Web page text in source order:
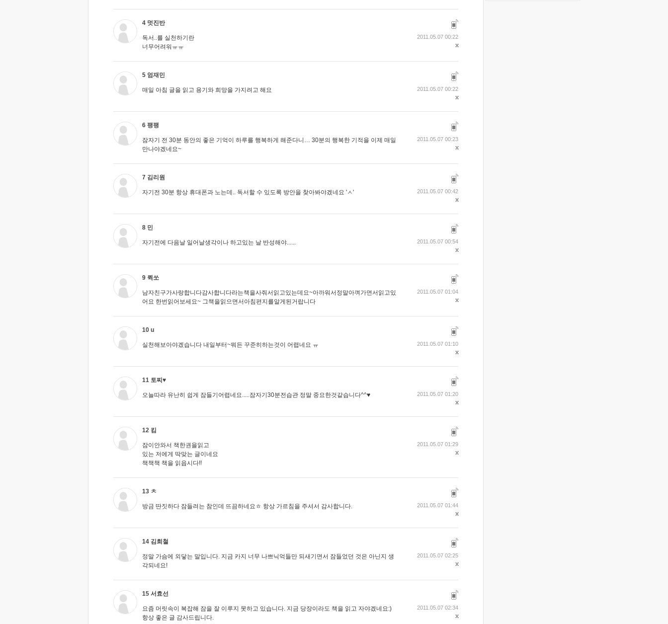
4 멋진반
독서..를 실천하기란
너무어려워ㅠㅠ
2011.05.07 00:22
5 엄재민
매일 아침 글을 읽고 용기와 희망을 가지려고 해요 2011.05.07 00:22
6 팽팽
잠자기 전 30분 동안의 좋은 기억이 하루를 행복하게 해준다니… 30분의 행복한 기적을 이제 매일
만나야겠네요~
2011.05.07 00:23
7 김리원
자기전 30분 항상 휴대폰과 노는데.. 독서할 수 있도록 방안을 찾아봐야겠네요 'ㅅ' 2011.05.07 00:42
8 민
자기전에 다음날 일어날생각이나 하고있는 날 반성해야...... 2011.05.07 00:54
9 퀵쏘
남자친구가사랑합니다감사합니다라는책을사줘서읽고있는데요~아까워서정말아껴가면서읽고있
어요 한번읽어보세요~ 그책을읽으면서아침편지를알게된거랍니다
2011.05.07 01:04
10 u
실천해보아야겠습니다 내일부터~뭐든 꾸준히하는것이 어렵네요 ㅠ 2011.05.07 01:10
11 토찌♥
오늘따라 유난히 쉽게 잠들기어렵네요.....잠자기30분전습관 정말 중요한것같습니다^^♥ 2011.05.07 01:20
12 킴
잠이안와서 책한권을읽고
있는 저에게 딱맞는 글이네요
책책책 책을 읽읍시다!!
2011.05.07 01:29
13 ㅊ
방금 딴짓하다 잠들려는 참인데 뜨끔하네요ㅎ 항상 가르침을 주셔서 감사합니다. 2011.05.07 01:44
14 김희철
정말 가슴에 외닿는 말입니다. 지금 카지 너무 나쁘닉억들만 되새기면서 잠들었던 것은 아닌지 생
각되네요!
2011.05.07 02:25
15 서효선
요즘 머릿속이 복잡해 잠을 잘 이루지 못하고 있습니다. 지금 당장이라도 책을 읽고 자야겠네요:)
항상 좋은 글 감사드립니다.
2011.05.07 02:34